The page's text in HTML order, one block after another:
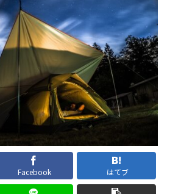
Facebook はてブ